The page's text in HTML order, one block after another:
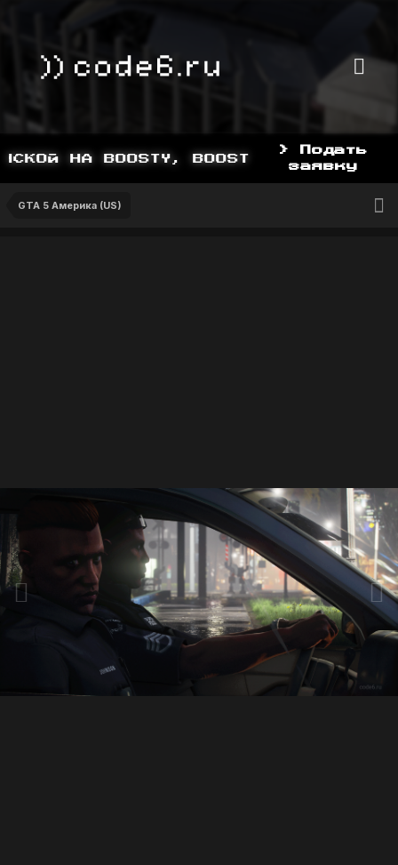
НА BOOSTY, BOOSTY.TO/YDDY
> Подать
заявку
GTA 5 Америка (US)